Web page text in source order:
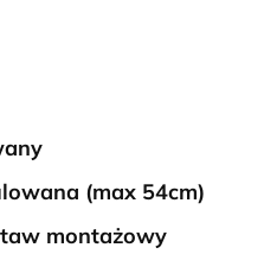
(max 54cm)
montażowy